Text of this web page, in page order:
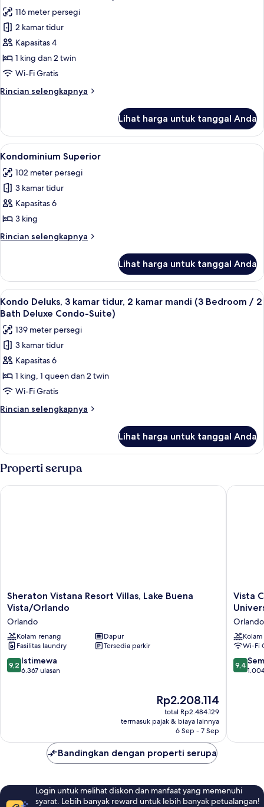
3
BEDROOM
(SLEEPS
8)
foto
untuk
Kondo
Deluks,
2
kamar
tidur,
2
mandi
(2
Bedroom
/
2
Bath
Deluxe
Condo-
Suite)
116 meter persegi
2 kamar tidur
Kapasitas 4
1 king dan 2 twin
Wi-Fi Gratis
Rincian selengkapnya
Rincian
Kondo
Deluks,
2
tidur,
2
kamar
mandi
(2
/
Condo-
Suite)
Lihat harga untuk tanggal Anda
Lihat
semua
foto
untuk
Kondominium
Superior
Kondominium Superior | Area
9
Kondominium Superior
102 meter persegi
3 kamar tidur
Kapasitas 6
3 king
Rincian selengkapnya
Rincian
Kondominium
Superior
Lihat harga untuk tanggal Anda
Lihat
semua
foto
untuk
Kondo
Deluks,
3
kamar
tidur,
2
mandi
(3
Bedroom
/
9
Kondo Deluks, 3 kamar tidur, 2 kamar mandi (3 Bedroom / 2
Bath Deluxe Condo-Suite)
139 meter persegi
3 kamar tidur
Kapasitas 6
1 king, 1 queen dan 2 twin
Wi-Fi Gratis
Rincian selengkapnya
Rincian
Kondo
Deluks,
3
kamar
tidur,
Condo-
Suite)
Lihat harga untuk tanggal Anda
Properti serupa
Sheraton
Vistana
Resort
Villas,
Lake
Buena
Vista/Orlando
Orlando
Sheraton Vistana Resort Villas, Lake Buena
Vista/Orlando
Orlando
Kolam renang
Dapur
Fasilitas laundry
Tersedia parkir
9.2
dari
9,2 Istimewa
6.367 ulasan
Harga
sekarang
Rp2.208.114
Rp2.208.114
total Rp2.484.129
termasuk pajak & biaya lainnya
6 Sep - 7 Sep
Sheraton Vistana Resort Villas, Lake Buena Vista/Orlando
Vista
Cay
Orlando
Resort
Rentals
on
Vista
Orlando
Wi-Fi
9.4
dari
9,4
Vista
Bandingkan dengan properti serupa
Login untuk melihat diskon dan manfaat yang memenuhi
syarat. Lebih banyak reward untuk lebih banyak petualangan!